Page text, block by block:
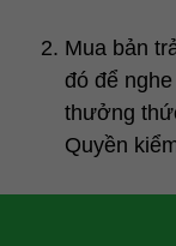
Mua bản
đó để
thưởng
Quyền